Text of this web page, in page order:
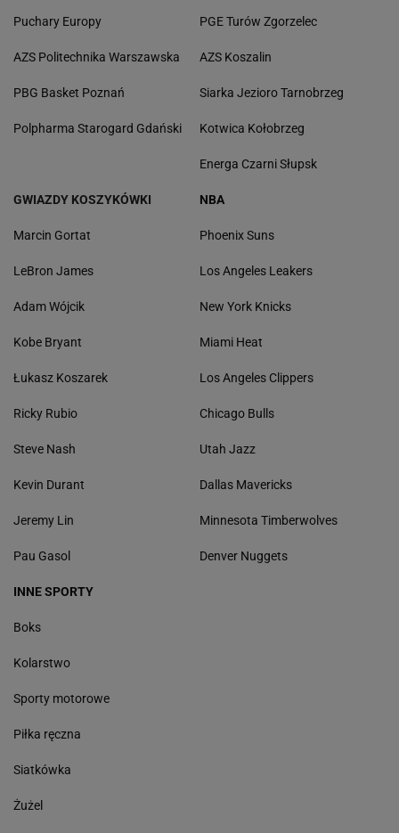
Puchary Europy
AZS Politechnika Warszawska
PBG Basket Poznań
Polpharma Starogard Gdański
PGE Turów Zgorzelec
AZS Koszalin
Siarka Jezioro Tarnobrzeg
Kotwica Kołobrzeg
Energa Czarni Słupsk
GWIAZDY KOSZYKÓWKI
Marcin Gortat
LeBron James
Adam Wójcik
Kobe Bryant
Łukasz Koszarek
Ricky Rubio
Steve Nash
Kevin Durant
Jeremy Lin
Pau Gasol
NBA
Phoenix Suns
Los Angeles Leakers
New York Knicks
Miami Heat
Los Angeles Clippers
Chicago Bulls
Utah Jazz
Dallas Mavericks
Minnesota Timberwolves
Denver Nuggets
INNE SPORTY
Boks
Kolarstwo
Sporty motorowe
Piłka ręczna
Siatkówka
Żużel